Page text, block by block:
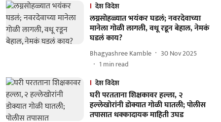
देश विदेश
लग्नसोहळ्यात भयंकर घडलं; नवरदेवाच्या
मानेला गोळी लागली, वधू रडून बेहाल, नेमकं
घडलं काय?
Bhagyashree Kamble
30 Nov 2025
1 min read
देश विदेश
घरी परतताना शिक्षकावर हल्ला, २
हल्लेखोरांनी डोक्यात गोळी घातली; पोलीस
तपासात धक्कादायक माहिती उघड